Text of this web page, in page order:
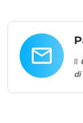
email Il
di